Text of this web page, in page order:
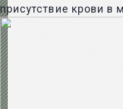
присутствие крови в